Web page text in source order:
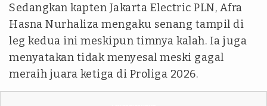
Sedangkan kapten Jakarta Electric PLN, Afra
Hasna Nurhaliza mengaku senang tampil di
leg kedua ini meskipun timnya kalah. Ia juga
menyatakan tidak menyesal meski gagal
meraih juara ketiga di Proliga 2026.